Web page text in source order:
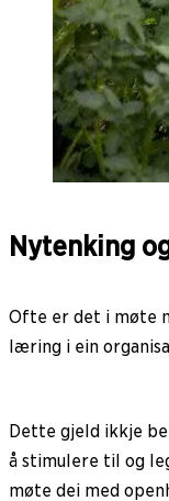
Nytenking
Ofte er det i møte
læring i ein
Dette gjeld ikkje
å stimulere til og
møte dei med